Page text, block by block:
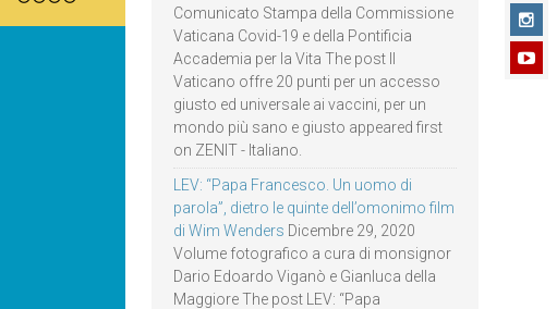
Comunicato Stampa della Commissione
Vaticana Covid-19 e della Pontificia
Accademia per la Vita The post Il
Vaticano offre 20 punti per un accesso
giusto ed universale ai vaccini, per un
mondo più sano e giusto appeared first
on ZENIT - Italiano.
LEV: “Papa Francesco. Un uomo di
parola”, dietro le quinte dell’omonimo film
di Wim Wenders Dicembre 29, 2020
Volume fotografico a cura di monsignor
Dario Edoardo Viganò e Gianluca della
Maggiore The post LEV: “Papa